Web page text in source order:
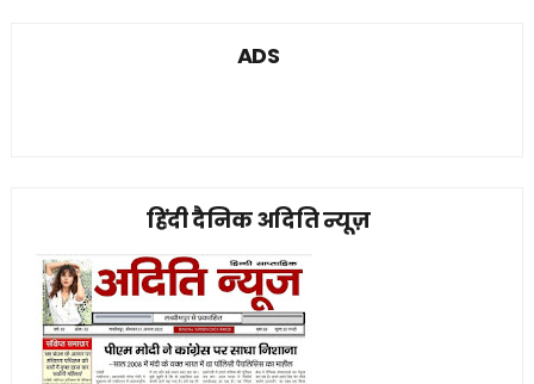
ADS
हिंदी दैनिक अदिति न्यूज़